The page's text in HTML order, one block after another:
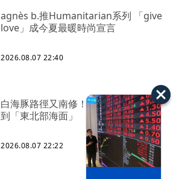
agnès b.推Humanitarian系列 「give
love」成今夏最暖時尚宣言
2026.08.07 22:40
白海豚路徑又南修！ 海警範圍擴增
到「東北部海面」
2026.08.07 22:22